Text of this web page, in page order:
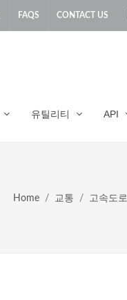
FAQS CONTACT US
유틸리티 API
Home 교통 고속도로